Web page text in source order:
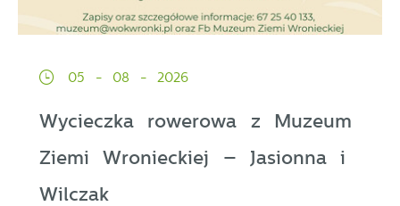
05 - 08 - 2026
Wycieczka rowerowa z Muzeum
Ziemi Wronieckiej – Jasionna i
Wilczak